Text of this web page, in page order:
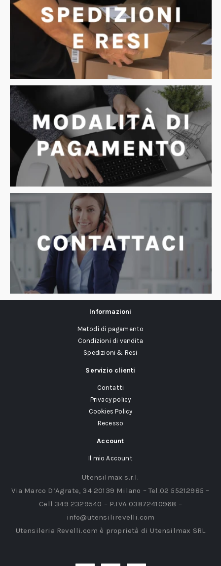
Informazioni
Metodi di pagamento
Condizioni di vendita
Spedizioni & Resi
Servizio clienti
Contatti
Privacy policy
Cookies Policy
Recesso
Account
Il mio Account
Utensilmax s.r.l.
Via Marco D’Agrate, 34 20139 Milano – Tel.02 55212985 –
Cell 349 2329540 – P.IVA 03872410968 –
info@utensilirevelli.com
Utensileria Revelli.com è proprietà di Utensilmax SRL